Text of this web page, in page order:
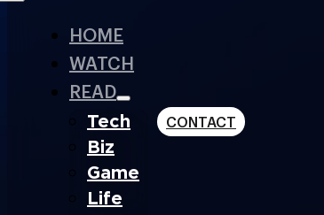
HOME
WATCH
READ
Tech
Biz
Game
Life
CONTACT